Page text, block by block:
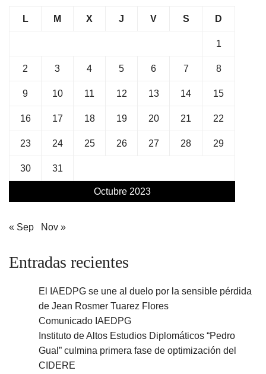
Octubre 2023
L M X J V S D
1
2 3 4 5 6 7 8
9 10 11 12 13 14 15
16 17 18 19 20 21 22
23 24 25 26 27 28 29
30 31
« Sep Nov »
Entradas recientes
El IAEDPG se une al duelo por la sensible pérdida
de Jean Rosmer Tuarez Flores
Comunicado IAEDPG
Instituto de Altos Estudios Diplomáticos “Pedro
Gual” culmina primera fase de optimización del
CIDERE